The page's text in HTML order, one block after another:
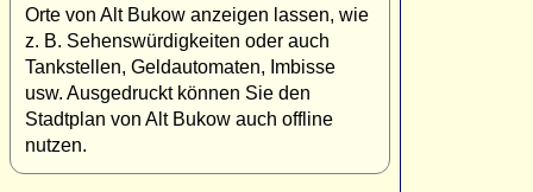
Orte von Alt Bukow anzeigen lassen, wie
z. B. Sehenswürdigkeiten oder auch
Tankstellen, Geldautomaten, Imbisse
usw. Ausgedruckt können Sie den
Stadtplan von Alt Bukow auch offline
nutzen.